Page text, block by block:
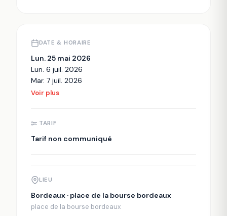
DATE & HORAIRE
Lun. 25 mai 2026
Lun. 6 juil. 2026
Mar. 7 juil. 2026
Voir plus
TARIF
Tarif non communiqué
LIEU
Bordeaux · place de la bourse bordeaux
place de la bourse bordeaux